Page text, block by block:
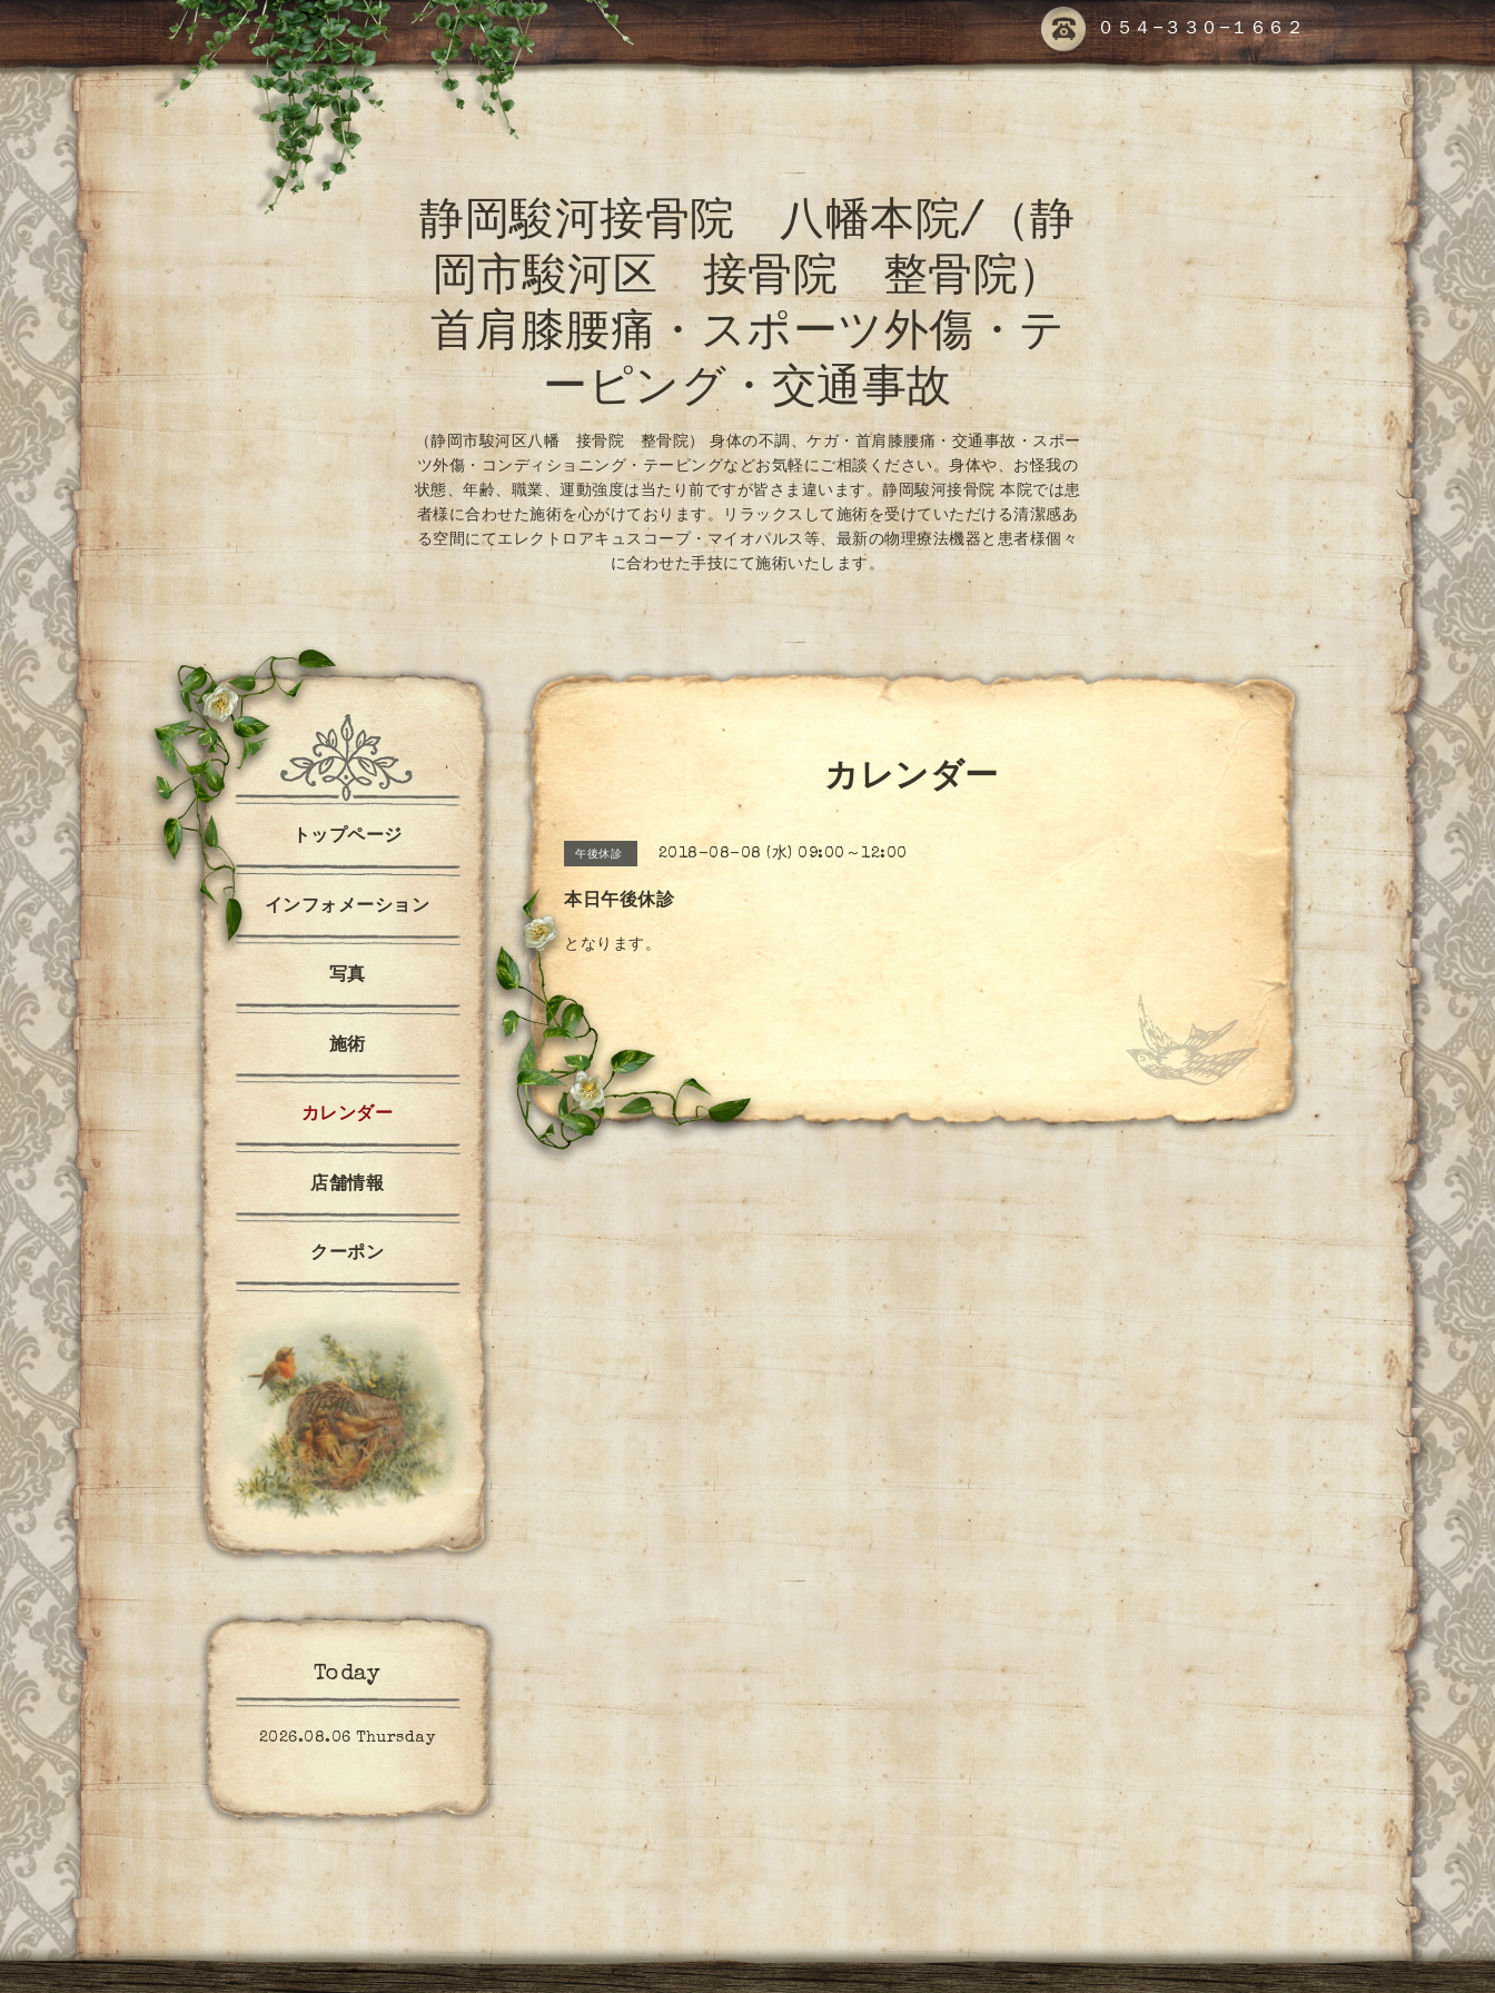
０５４-３３０-１６６２
静岡駿河接骨院 八幡本院/（静
岡市駿河区 接骨院 整骨院）
首肩膝腰痛・スポーツ外傷・テ
ーピング・交通事故
（静岡市駿河区八幡 接骨院 整骨院） 身体の不調、ケガ・首肩膝腰痛・交通事故・スポー
ツ外傷・コンディショニング・テーピングなどお気軽にご相談ください。身体や、お怪我の
状態、年齢、職業、運動強度は当たり前ですが皆さま違います。静岡駿河接骨院 本院では患
者様に合わせた施術を心がけております。リラックスして施術を受けていただける清潔感あ
る空間にてエレクトロアキュスコープ・マイオパルス等、最新の物理療法機器と患者様個々
に合わせた手技にて施術いたします。
カレンダー
午後休診 2018-08-08 (水) 09:00～12:00
本日午後休診
となります。
トップページ
インフォメーション
写真
施術
カレンダー
店舗情報
クーポン
Today
2026.08.06 Thursday